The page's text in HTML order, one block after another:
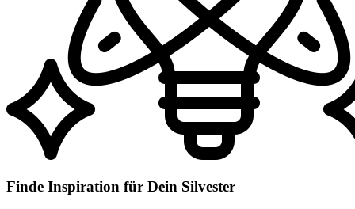
Finde Inspiration für Dein Silvester